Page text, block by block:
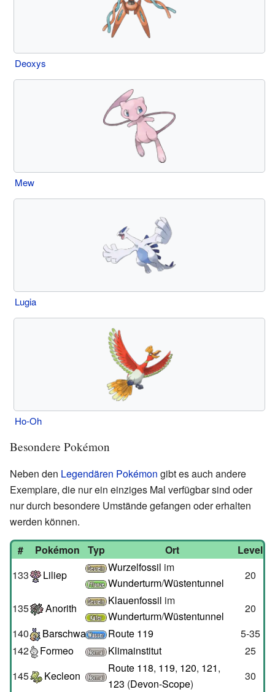
Deoxys
Mew
Lugia
Ho-Oh
Besondere Pokémon
Neben den Legendären Pokémon gibt es auch andere
Exemplare, die nur ein einziges Mal verfügbar sind oder
nur durch besondere Umstände gefangen oder erhalten
werden können.
#
Pokémon Typ Ort
Level
133
Liliep
Wurzelfossil im
Wunderturm/Wüstentunnel
20
135 Anorith
Klauenfossil im
Wunderturm/Wüstentunnel
20
140
Barschwa Route 119
5-35
142
Formeo Klimainstitut
25
145
Kecleon
Route 118, 119, 120, 121,
123 (Devon-Scope)
30